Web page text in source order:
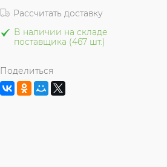
Рассчитать доставку
В наличии на складе
поставщика (467 шт.)
Поделиться